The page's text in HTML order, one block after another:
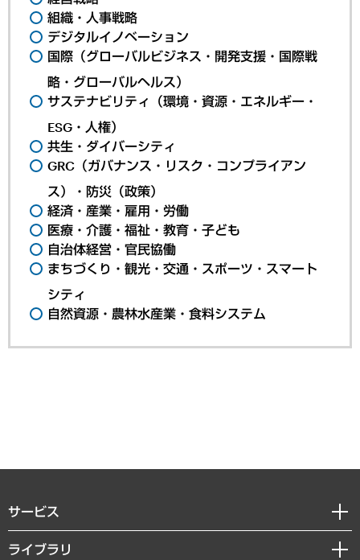
組織・人事戦略
デジタルイノベーション
国際（グローバルビジネス・開発支援・国際戦
略・グローバルヘルス）
サステナビリティ（環境・資源・エネルギー・
ESG・人権）
共生・ダイバーシティ
GRC（ガバナンス・リスク・コンプライアン
ス）・防災（政策）
経済・産業・雇用・労働
医療・介護・福祉・教育・子ども
自治体経営・官民協働
まちづくり・観光・交通・スポーツ・スマート
シティ
自然資源・農林水産業・食料システム
サービス
経営戦略
ライブラリ